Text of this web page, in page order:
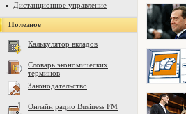
Дистанционное управление
Полезное
Калькулятор вкладов
Словарь экономических
терминов
Законодательство
Онлайн радио Business FM